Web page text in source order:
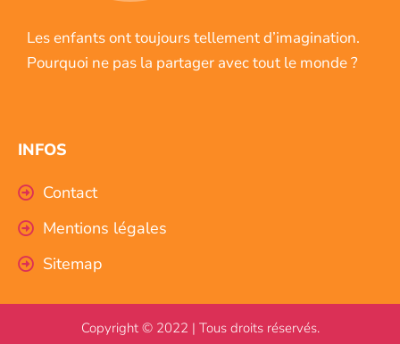
Les enfants ont toujours tellement d’imagination.
Pourquoi ne pas la partager avec tout le monde ?
INFOS
Contact
Mentions légales
Sitemap
Copyright © 2022 | Tous droits réservés.